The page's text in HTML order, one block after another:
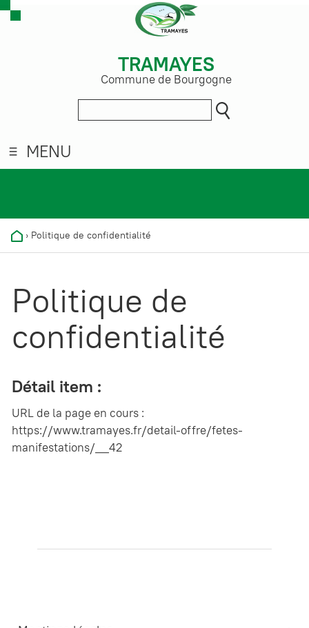
TRAMAYES
Commune de Bourgogne
MENU
› Politique de confidentialité
Politique de
confidentialité
Détail item :
URL de la page en cours :
https://www.tramayes.fr/detail-offre/fetes-
manifestations/__42